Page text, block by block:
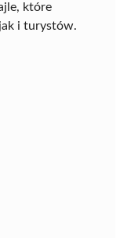
które
i turystów.